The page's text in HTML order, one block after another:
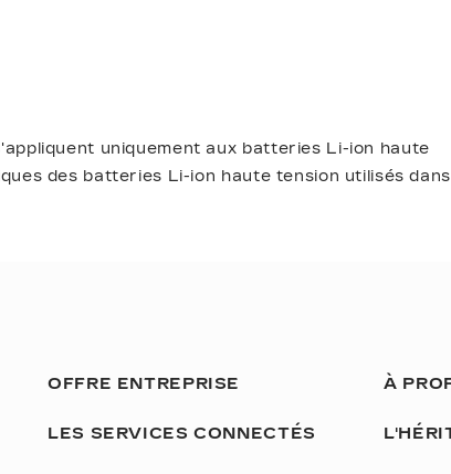
uniquement aux batteries Li-ion haute
des batteries Li-ion haute tension utilisés dans